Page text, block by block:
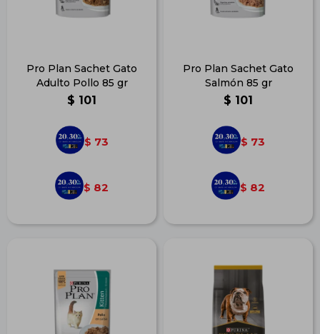
Pro Plan Sachet Gato
Adulto Pollo 85 gr
$ 101
$ 73
$ 82
Pro Plan Sachet Gato
Salmón 85 gr
$ 101
$ 73
$ 82